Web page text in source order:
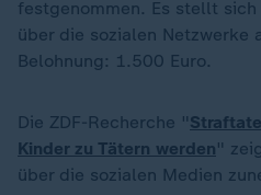
festgenommen. Es stellt
über die sozialen Netzwerke
Belohnung: 1.500 Euro.
Die ZDF-Recherche "
Kinder zu Tätern werden"
über die sozialen Medien